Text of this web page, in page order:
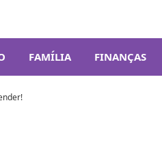
FAMÍLIA FINANÇAS